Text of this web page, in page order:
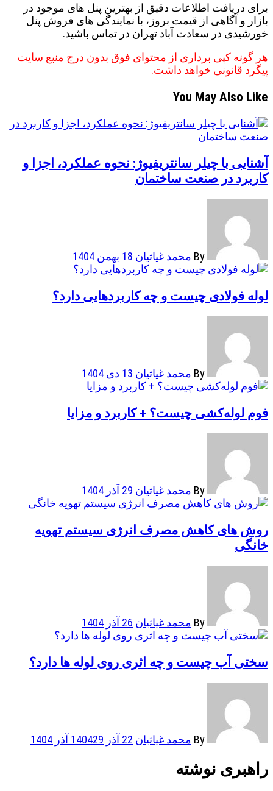
برای دریافت اطلاعات دقیق از بهترین پنل های موجود در
بازار و آگاهی از قیمت بروز، با نمایندگی های فروش پنل
خورشیدی در سعادت آباد تهران در تماس باشید.
هر گونه کپی برداری از محتوای فوق بدون درج منبع سایت
پیگرد قانونی خواهد داشت.
You May Also Like
آشنایی با چیلر سانتریفیوژ: نحوه عملکرد، اجزا و
کاربرد در صنعت ساختمان
محمد غیاثیان 18 بهمن 1404
لوله فولادی چیست و چه کاربردهایی دارد؟
محمد غیاثیان 13 دی 1404
فوم لوله‌کشی چیست؟ + کاربرد و مزایا
محمد غیاثیان 29 آذر 1404
روش های کاهش مصرف انرژی سیستم تهویه
خانگی
محمد غیاثیان 26 آذر 1404
سختی آب چیست و چه اثری روی لوله ها دارد؟
محمد غیاثیان 22 آذر 1404 29 آذر 1404
راهبری نوشته